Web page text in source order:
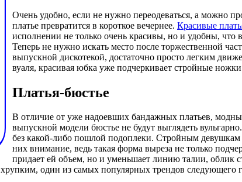
Очень удобно, если не нужно переодеваться, а можно
платье превратится в короткое вечернее. Красивые
исполнении не только очень красивы, но и удобны, что
Теперь не нужно искать место после торжественной
выпускной дискотекой, достаточно просто легким
вуаля, красивая юбка уже подчеркивает стройные
Платья-бюстье
В отличие от уже надоевших бандажных платьев,
выпускной модели бюстье не будут выглядеть
без какой-либо пошлой подоплеки. Стройным девушкам
них внимание, ведь такая форма выреза не только
придает ей объем, но и уменьшает линию талии, облик
хрупким, один из самых популярных трендов следующего